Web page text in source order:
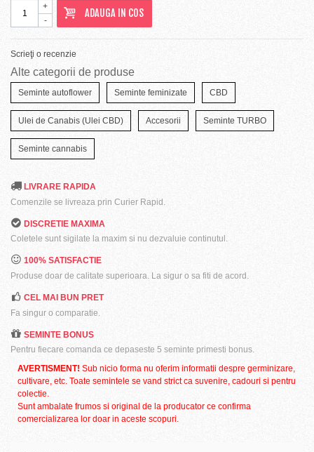
-
+
ADAUGA IN COS
Scrieţi o recenzie
Alte categorii de produse
Seminte autoflower Seminte feminizate CBD
Ulei de Canabis (Ulei CBD) Accesorii Seminte TURBO
Seminte cannabis
LIVRARE RAPIDA
Comenzile se livreaza prin Curier Rapid.
DISCRETIE MAXIMA
Coletele sunt sigilate la maxim si nu dezvaluie continutul.
100% SATISFACTIE
Produse doar de calitate superioara. La sigur o sa fiti de acord.
CEL MAI BUN PRET
Fa singur o comparatie.
SEMINTE BONUS
Pentru fiecare comanda ce depaseste 5 seminte primesti bonus.
AVERTISMENT! Sub nicio forma nu oferim informatii despre germinizare,
cultivare, etc. Toate semintele se vand strict ca suvenire, cadouri si pentru
colectie.
Sunt ambalate frumos si original de la producator ce confirma
comercializarea lor doar in aceste scopuri.